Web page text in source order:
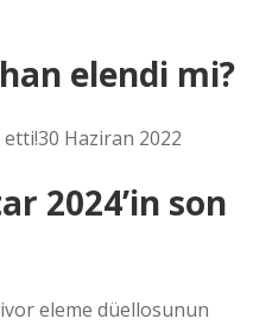
elendi mi?
etti!30 Haziran 2022
2024’in son
eleme düellosunun